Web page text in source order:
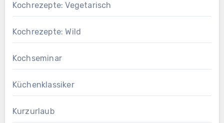
Kochrezepte: Vegetarisch
Kochrezepte: Wild
Kochseminar
Küchenklassiker
Kurzurlaub